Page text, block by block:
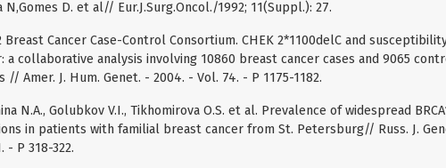
N,Gomes D. et al// Eur.J.Surg.Oncol./1992; 11(Suppl.): 27.
Cancer Case-Control Consortium. CHEK 2*1100delC and
a collaborative analysis involving 10860 breast cancer cases and 9065
// Amer. J. Hum. Genet. - 2004. - Vol. 74. - P 1175-1182.
N.A., Golubkov V.I., Tikhomirova O.S. et al. Prevalence of widespread
in patients with familial breast cancer from St. Petersburg// Russ. J.
- P 318-322.